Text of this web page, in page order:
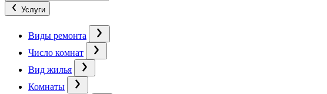
Услуги
Виды ремонта
Число комнат
Вид жилья
Комнаты